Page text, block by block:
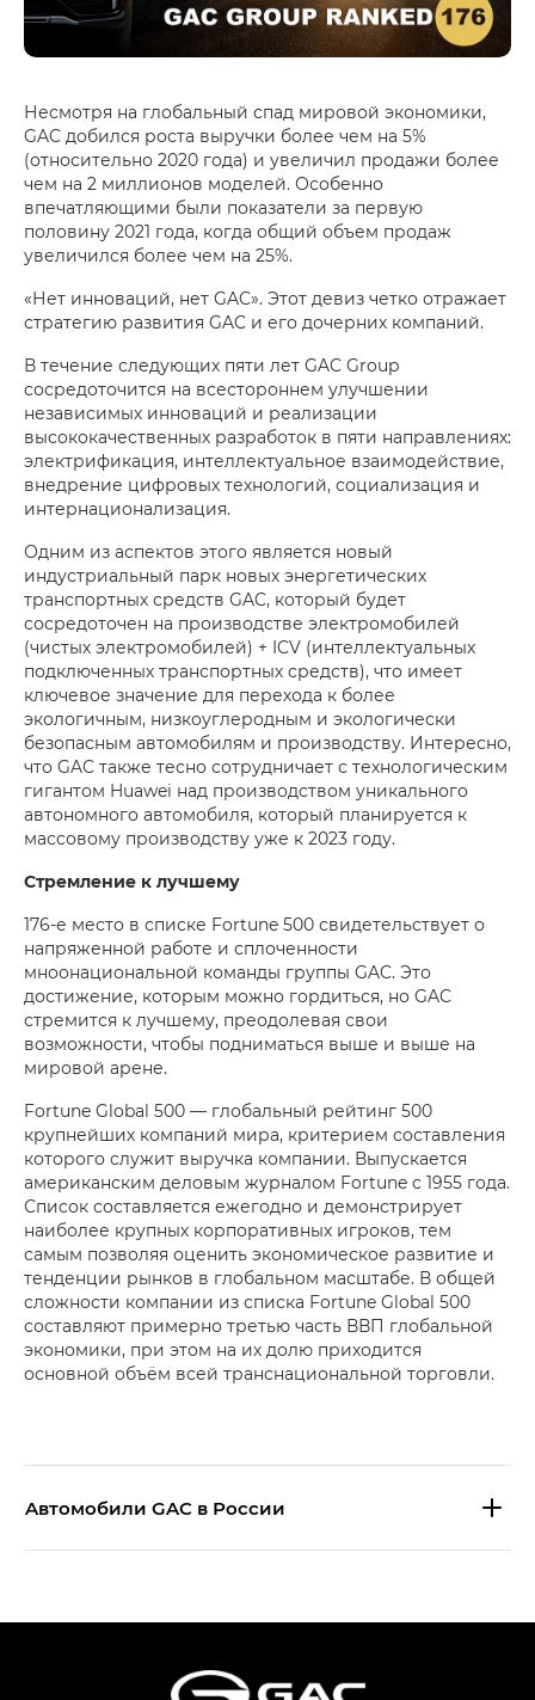
Несмотря на глобальный спад мировой экономики,
GAC добился роста выручки более чем на 5%
(относительно 2020 года) и увеличил продажи более
чем на 2 миллионов моделей. Особенно
впечатляющими были показатели за первую
половину 2021 года, когда общий объем продаж
увеличился более чем на 25%.
«Нет инноваций, нет GAC». Этот девиз четко отражает
стратегию развития GAC и его дочерних компаний.
В течение следующих пяти лет GAC Group
сосредоточится на всестороннем улучшении
независимых инноваций и реализации
высококачественных разработок в пяти направлениях:
электрификация, интеллектуальное взаимодействие,
внедрение цифровых технологий, социализация и
интернационализация.
Одним из аспектов этого является новый
индустриальный парк новых энергетических
транспортных средств GAC, который будет
сосредоточен на производстве электромобилей
(чистых электромобилей) + ICV (интеллектуальных
подключенных транспортных средств), что имеет
ключевое значение для перехода к более
экологичным, низкоуглеродным и экологически
безопасным автомобилям и производству. Интересно,
что GAC также тесно сотрудничает с технологическим
гигантом Huawei над производством уникального
автономного автомобиля, который планируется к
массовому производству уже к 2023 году.
Стремление к лучшему
176-е место в списке Fortune 500 свидетельствует о
напряженной работе и сплоченности
мноонациональной команды группы GAC. Это
достижение, которым можно гордиться, но GAC
стремится к лучшему, преодолевая свои
возможности, чтобы подниматься выше и выше на
мировой арене.
Fortune Global 500 — глобальный рейтинг 500
крупнейших компаний мира, критерием составления
которого служит выручка компании. Выпускается
американским деловым журналом Fortune с 1955 года.
Список составляется ежегодно и демонстрирует
наиболее крупных корпоративных игроков, тем
самым позволяя оценить экономическое развитие и
тенденции рынков в глобальном масштабе. В общей
сложности компании из списка Fortune Global 500
составляют примерно третью часть ВВП глобальной
экономики, при этом на их долю приходится
основной объём всей транснациональной торговли.
Aвтомобили GAC в России
Эс Икс ПРЕМИУМ — SX PREMIUM
S7 — Эс 7 (S7) в комплектациях
Эс Икс ПРЕМИУМ — SX PREMIUM, Эс Тэ — ST